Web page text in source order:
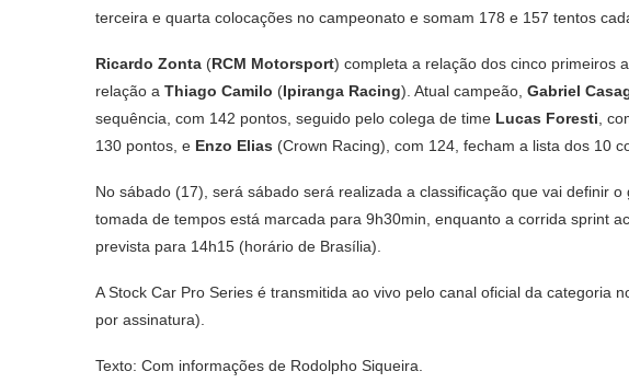
terceira e quarta colocações no campeonato e somam 178 e 157 tentos
Ricardo Zonta (RCM Motorsport) completa a relação dos cinco primeiros
relação a Thiago Camilo (Ipiranga Racing). Atual campeão, Gabriel
sequência, com 142 pontos, seguido pelo colega de time Lucas Foresti ,
130 pontos, e Enzo Elias (Crown Racing), com 124, fecham a lista dos 10
No sábado (17), será sábado será realizada a classificação que vai definir
tomada de tempos está marcada para 9h30min, enquanto a corrida sprint
prevista para 14h15 (horário de Brasília).
A Stock Car Pro Series é transmitida ao vivo pelo canal oficial da categoria
por assinatura).
Texto: Com informações de Rodolpho Siqueira.